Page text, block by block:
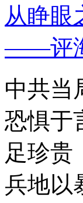
从睁眼
——评
中共当
恐惧于
足珍贵
兵地以